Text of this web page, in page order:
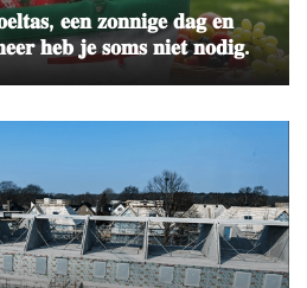
𝐞𝐞𝐧 𝐳𝐨𝐧𝐧𝐢𝐠𝐞 𝐝𝐚𝐠 𝐞𝐧
𝐡𝐞𝐛 𝐣𝐞 𝐬𝐨𝐦𝐬 𝐧𝐢𝐞𝐭 𝐧𝐨𝐝𝐢𝐠.